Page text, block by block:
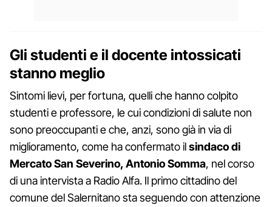
Gli studenti e il docente intossicati
stanno meglio
Sintomi lievi, per fortuna, quelli che hanno colpito
studenti e professore, le cui condizioni di salute non
sono preoccupanti e che, anzi, sono già in via di
miglioramento, come ha confermato ilsindaco di
Mercato San Severino, Antonio Somma, nel corso
di una intervista a Radio Alfa. Il primo cittadino del
comune del Salernitano sta seguendo con attenzione